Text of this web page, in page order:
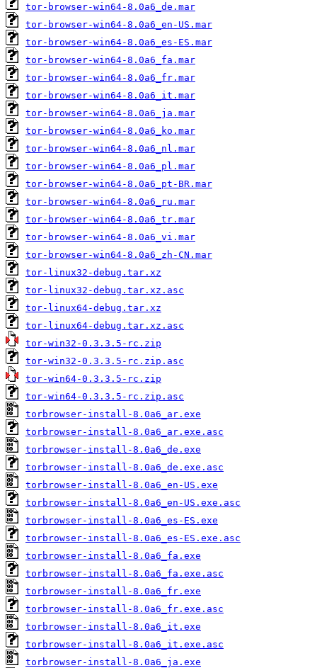
tor-browser-win64-8.0a6_de.mar
tor-browser-win64-8.0a6_en-US.mar
tor-browser-win64-8.0a6_es-ES.mar
tor-browser-win64-8.0a6_fa.mar
tor-browser-win64-8.0a6_fr.mar
tor-browser-win64-8.0a6_it.mar
tor-browser-win64-8.0a6_ja.mar
tor-browser-win64-8.0a6_ko.mar
tor-browser-win64-8.0a6_nl.mar
tor-browser-win64-8.0a6_pl.mar
tor-browser-win64-8.0a6_pt-BR.mar
tor-browser-win64-8.0a6_ru.mar
tor-browser-win64-8.0a6_tr.mar
tor-browser-win64-8.0a6_vi.mar
tor-browser-win64-8.0a6_zh-CN.mar
tor-linux32-debug.tar.xz
tor-linux32-debug.tar.xz.asc
tor-linux64-debug.tar.xz
tor-linux64-debug.tar.xz.asc
tor-win32-0.3.3.5-rc.zip
tor-win32-0.3.3.5-rc.zip.asc
tor-win64-0.3.3.5-rc.zip
tor-win64-0.3.3.5-rc.zip.asc
torbrowser-install-8.0a6_ar.exe
torbrowser-install-8.0a6_ar.exe.asc
torbrowser-install-8.0a6_de.exe
torbrowser-install-8.0a6_de.exe.asc
torbrowser-install-8.0a6_en-US.exe
torbrowser-install-8.0a6_en-US.exe.asc
torbrowser-install-8.0a6_es-ES.exe
torbrowser-install-8.0a6_es-ES.exe.asc
torbrowser-install-8.0a6_fa.exe
torbrowser-install-8.0a6_fa.exe.asc
torbrowser-install-8.0a6_fr.exe
torbrowser-install-8.0a6_fr.exe.asc
torbrowser-install-8.0a6_it.exe
torbrowser-install-8.0a6_it.exe.asc
torbrowser-install-8.0a6_ja.exe